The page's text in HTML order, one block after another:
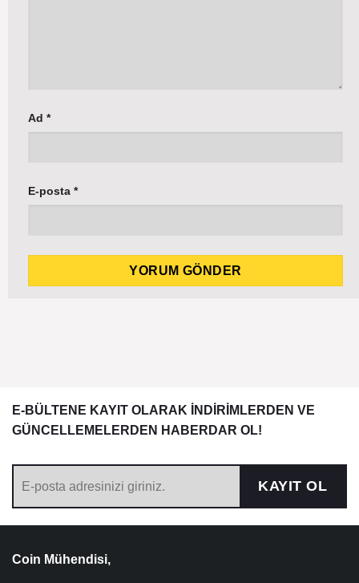
Ad *
E-posta *
E-BÜLTENE KAYIT OLARAK İNDİRİMLERDEN VE
GÜNCELLEMELERDEN HABERDAR OL!
KAYIT OL
Coin Mühendisi,